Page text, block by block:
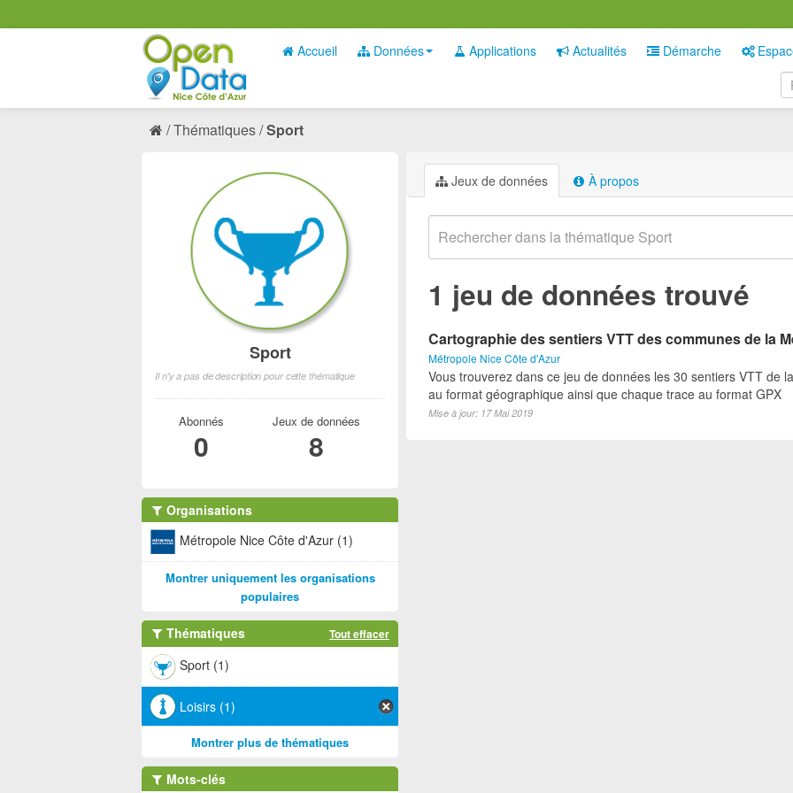
Accueil Données Applications Actualités Démarche
Thématiques Sport
Jeux de données À propos
1 jeu de données trouvé
Cartographie des sentiers VTT des communes de la
Métropole Nice Côte d'Azur
Vous trouverez dans ce jeu de données les 30 sentiers VTT de
au format géographique ainsi que chaque trace au format GPX
Mise à jour: 17 Mai 2019
Sport
Il n'y a pas de description pour cette thématique
Abonnés
0
Jeux de données
8
Organisations
Métropole Nice Côte d'Azur (1)
Montrer uniquement les organisations
populaires
Thématiques Tout effacer
Sport (1)
Loisirs (1)
Montrer plus de thématiques
Mots-clés